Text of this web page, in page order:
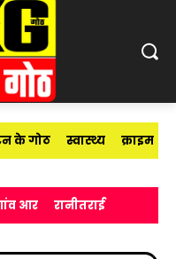
के गोठ स्वास्थ्य क्राइम
आर रानीतराई